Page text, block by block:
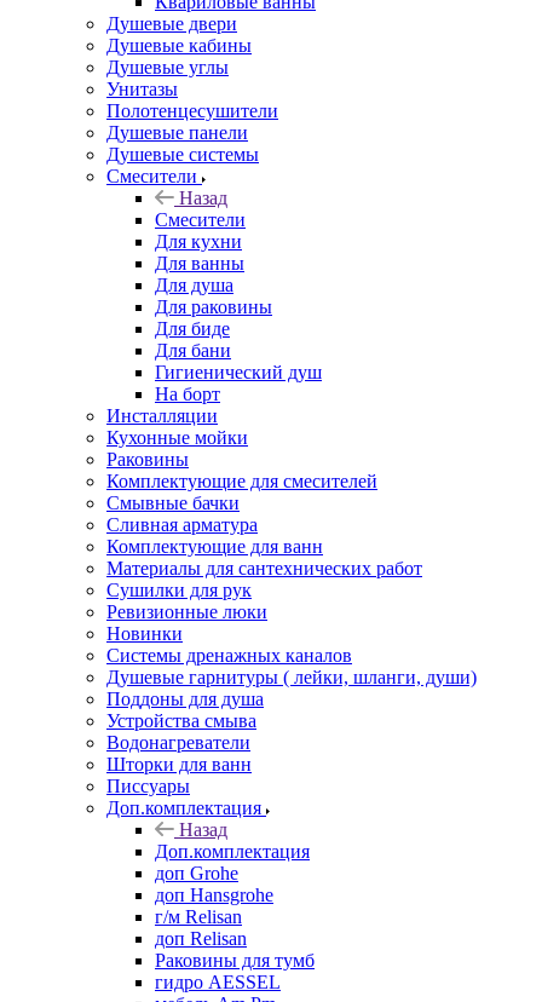
Душевые двери
Душевые кабины
Душевые углы
Унитазы
Полотенцесушители
Душевые панели
Душевые системы
Смесители
Назад
Смесители
Для кухни
Для ванны
Для душа
Для раковины
Для биде
Для бани
Гигиенический душ
На борт
Инсталляции
Кухонные мойки
Раковины
Комплектующие для смесителей
Смывные бачки
Сливная арматура
Комплектующие для ванн
Материалы для сантехнических работ
Сушилки для рук
Ревизионные люки
Новинки
Системы дренажных каналов
Душевые гарнитуры ( лейки, шланги, души)
Поддоны для душа
Устройства смыва
Водонагреватели
Шторки для ванн
Писсуары
Доп.комплектация
Назад
Доп.комплектация
доп Grohe
доп Hansgrohe
г/м Relisan
доп Relisan
Раковины для тумб
гидро AESSEL